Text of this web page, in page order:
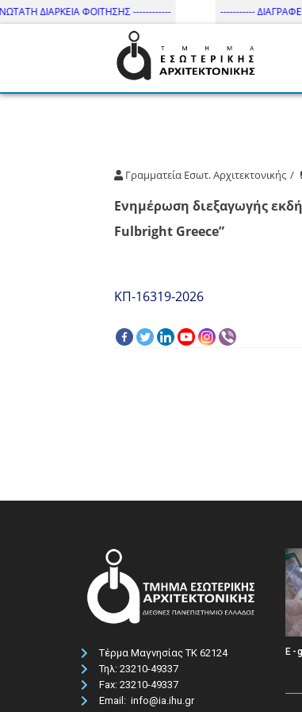
ΔΙΑΡΚΕΙΑ ΦΟΙΤΗΣΗΣ ------------ -----------
Τμήμα Εσωτ.
Γραμματεία Εσωτ. Αρχιτεκτονικής
Ενημέρωση διεξαγωγής
Fulbright Greece”
ΚΠ-16319-2026
Τέρμα Μαγνησίας ΤΚ 62124
Τηλ: 23210-49337​
Fax: 23210-49337
Email: info@ia.ihu.gr
E-